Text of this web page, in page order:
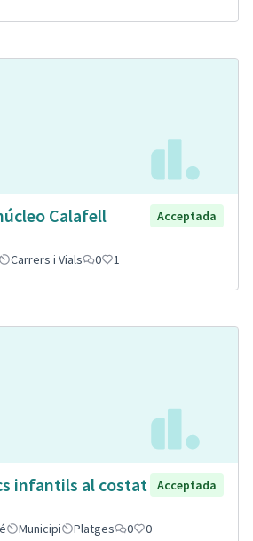
Calafell
Acceptada
Carrers i Vials 0 1
infantils al costat
Acceptada
Municipi Platges 0 0